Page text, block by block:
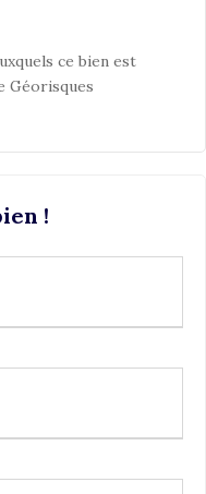
ce bien est
Géorisques
!